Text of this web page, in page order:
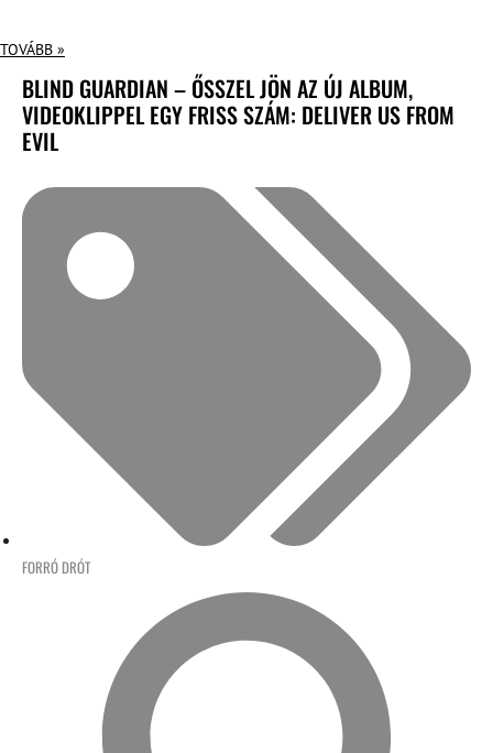
TOVÁBB »
BLIND GUARDIAN – ŐSSZEL JÖN AZ ÚJ ALBUM,
VIDEOKLIPPEL EGY FRISS SZÁM: DELIVER US FROM
EVIL
FORRÓ DRÓT